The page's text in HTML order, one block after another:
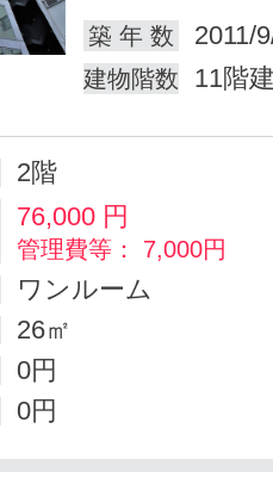
築 年 数
2011/
建物階数 11階
2階
76,000 円
管理費等： 7,000円
ワンルーム
26㎡
0円
0円